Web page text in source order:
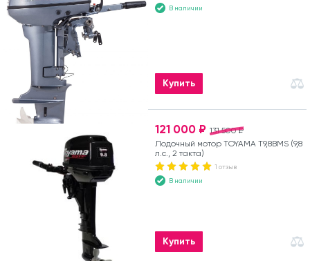
В наличии
Купить
131 500 ₽
121 000 ₽
Лодочный мотор TOYAMA T9,8BMS (9,8
л.с., 2 такта)
1 отзыв
В наличии
Купить